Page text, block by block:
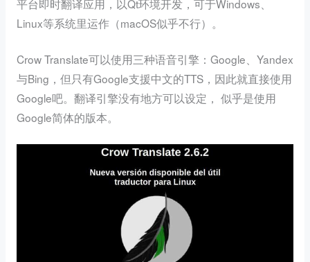
平台即时翻译应用，以Qt环境开发，可于Windows、
Linux等系统里运作（macOS似乎不行）。
Crow Translate可以使用三种语音引擎：Google、Yandex
与Bing，但只有Google支援中文的TTS，因此就直接使用
Google吧。翻译引擎没有地方可以设定， 似乎是使用
Google简体的版本。